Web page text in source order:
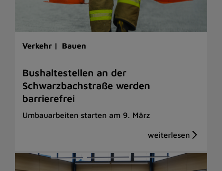
Verkehr | Bauen
Bushaltestellen an der
Schwarzbachstraße werden
barrierefrei
Umbauarbeiten starten am 9. März